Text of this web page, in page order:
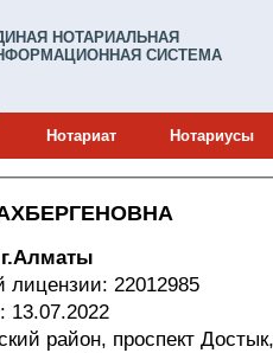
НОТАРИАЛЬНАЯ
СИСТЕМА
Нотариат Нотариусы
Номер государственной лицензии: 22012985
Дата выдачи лицензии: 13.07.2022